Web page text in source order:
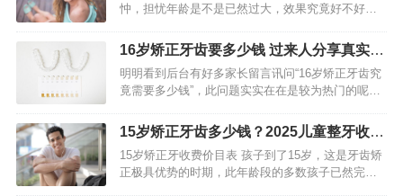
忡，担忧年龄是不是已然过大，效果究竟好不好，
角度予以审视，年龄向来都不是判定能否进行矫正
的关键要素，牙周健康才是…
16岁矫正牙齿要多少钱 过来人分享真实费
用和牙套选择
明明看到后台有好多家长留言讯问“16岁矫正牙齿究
竟需要多少钱”，此问题实实在在是较为热门的呢。
真的是极其理解大家那种既期望让孩子变得美丽好
看，同时又担忧费用…
15岁矫正牙齿多少钱？2025儿童整牙收费
价目表参考
15岁矫正牙收费价目表 孩子到了15岁，这是牙齿矫
正极具优势的时期，此年龄段的多数孩子已然完成